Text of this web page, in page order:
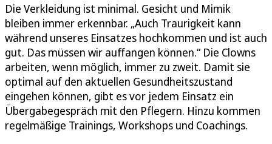
Die Verkleidung ist minimal. Gesicht und Mimik
bleiben immer erkennbar. „Auch Traurigkeit kann
während unseres Einsatzes hochkommen und ist auch
gut. Das müssen wir auffangen können.“ Die Clowns
arbeiten, wenn möglich, immer zu zweit. Damit sie
optimal auf den aktuellen Gesundheitszustand
eingehen können, gibt es vor jedem Einsatz ein
Übergabegespräch mit den Pflegern. Hinzu kommen
regelmäßige Trainings, Workshops und Coachings.